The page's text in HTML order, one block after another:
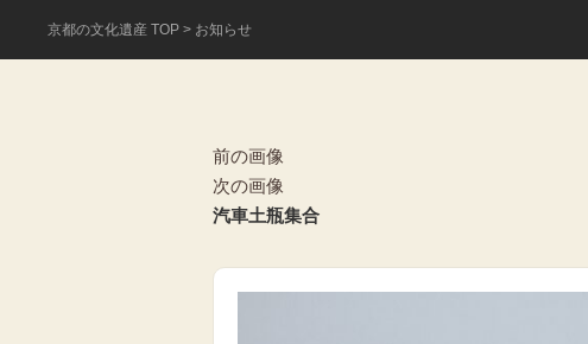
京都の文化遺産 TOP > お知らせ
前の画像
次の画像
汽車土瓶集合